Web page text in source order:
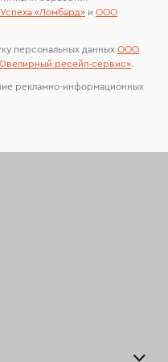
«Ломбард» и ООО
персональных данных ООО
ресейл-сервиc».
рекламно-информационных